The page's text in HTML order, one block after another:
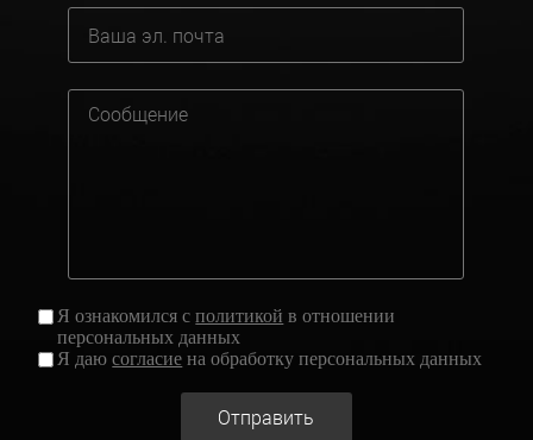
Я ознакомился сполитикой в отношении
персональных данных
Я даюсогласие на обработку персональных данных
Отправить